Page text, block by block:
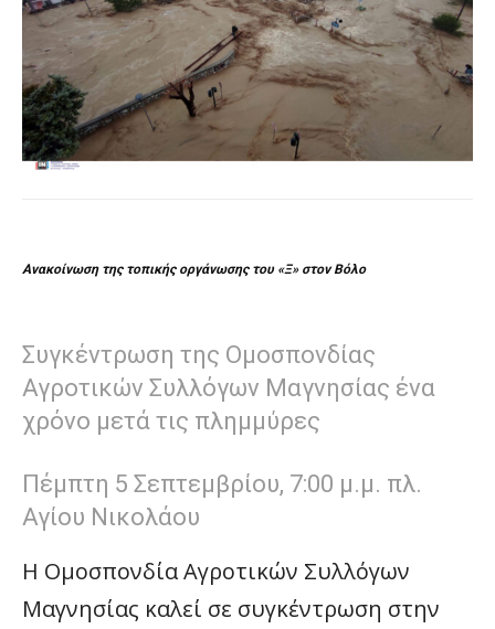
Ανακοίνωση της τοπικής οργάνωσης του «Ξ» στον Βόλο
Συγκέντρωση της Ομοσπονδίας
Αγροτικών Συλλόγων Μαγνησίας ένα
χρόνο μετά τις πλημμύρες
Πέμπτη 5 Σεπτεμβρίου, 7:00 μ.μ. πλ.
Αγίου Νικολάου
Η Ομοσπονδία Αγροτικών Συλλόγων
Μαγνησίας καλεί σε συγκέντρωση στην